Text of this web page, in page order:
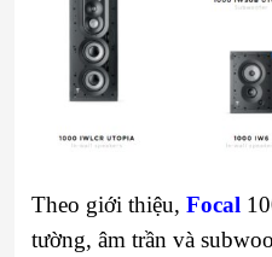
Theo giới thiệu, Focal
tường, âm trần và